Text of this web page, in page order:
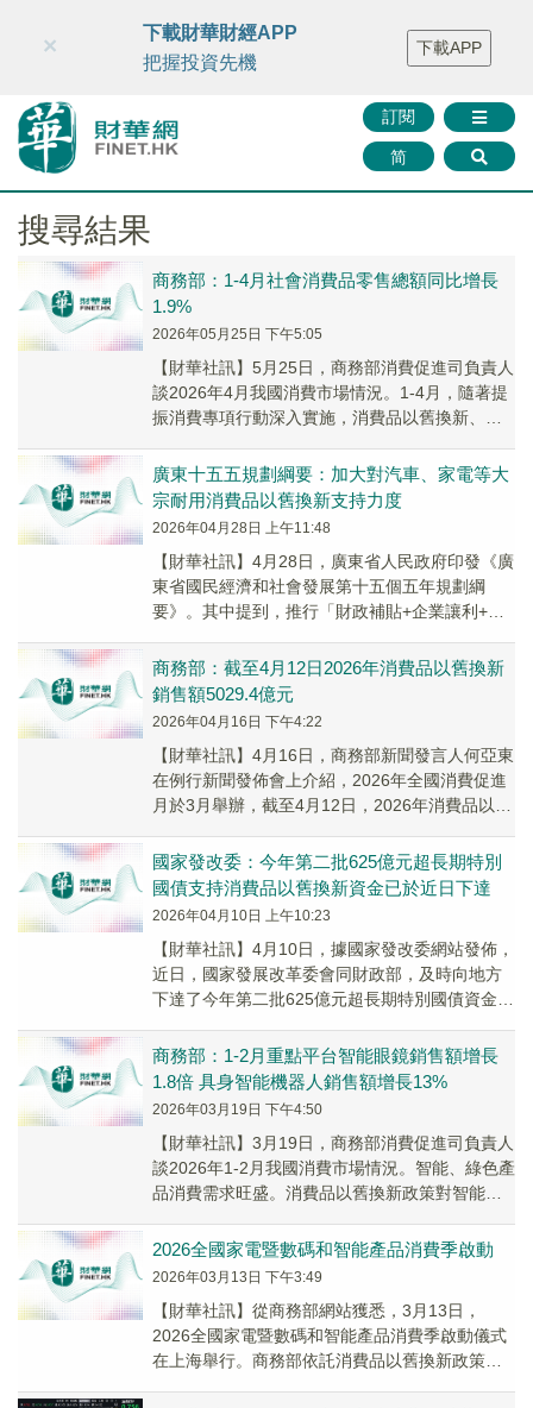
財華智庫網 FINTV FINMETA 財華證券 媒體矩陣
智庫沙龍
聯絡我們
訂閱
简
×
下載財華財經APP
把握投資先機
下載APP
搜尋結果
商務部：1-4月社會消費品零售總額同比增長
1.9%
2026年05月25日 下午5:05
【財華社訊】5月25日，商務部消費促進司負責人
談2026年4月我國消費市場情況。1-4月，隨著提
振消費專項行動深入實施，消費品以舊換新、有
廣東十五五規劃綱要：加大對汽車、家電等大
宗耐用消費品以舊換新支持力度
2026年04月28日 上午11:48
【財華社訊】4月28日，廣東省人民政府印發《廣
東省國民經濟和社會發展第十五個五年規劃綱
要》。其中提到，推行「財政補貼+企業讓利+金
費品以...
商務部：截至4月12日2026年消費品以舊換新
銷售額5029.4億元
2026年04月16日 下午4:22
​【財華社訊】4月16日，商務部新聞發言人何亞東
在例行新聞發佈會上介紹，2026年全國消費促進
月於3月舉辦，截至4月12日，2026年消費品以舊
國家發改委：今年第二批625億元超長期特別
國債支持消費品以舊換新資金已於近日下達
2026年04月10日 上午10:23
​【財華社訊】4月10日，據國家發改委網站發佈，
近日，國家發展改革委會同財政部，及時向地方
下達了今年第二批625億元超長期特別國債資金，
策...
商務部：1-2月重點平台智能眼鏡銷售額增長
1.8倍 具身智能機器人銷售額增長13%
2026年03月19日 下午4:50
​【財華社訊】3月19日，商務部消費促進司負責人
談2026年1-2月我國消費市場情況。智能、綠色產
品消費需求旺盛。消費品以舊換新政策對智能、
2026全國家電暨數碼和智能產品消費季啟動
2026年03月13日 下午3:49
【財華社訊】從商務部網站獲悉，3月13日，
2026全國家電暨數碼和智能產品消費季啟動儀式
在上海舉行。商務部依託消費品以舊換新政策，